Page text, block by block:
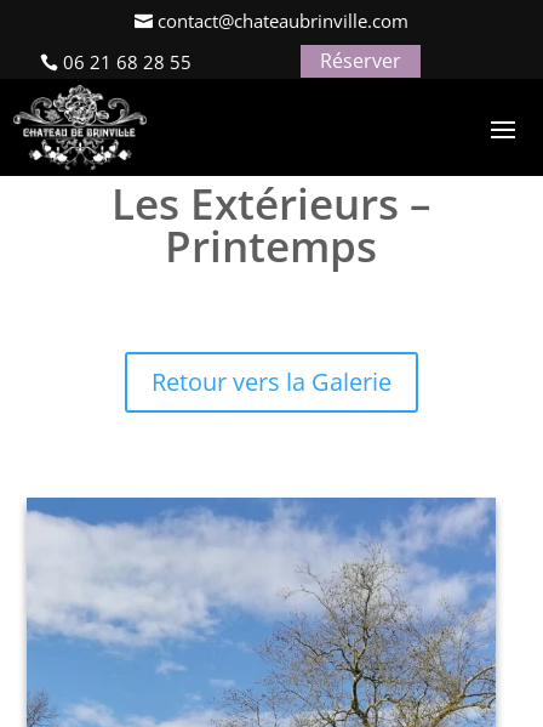
contact@chateaubrinville.com
06 21 68 28 55
Réserver
Les Extérieurs –
Printemps
Retour vers la Galerie